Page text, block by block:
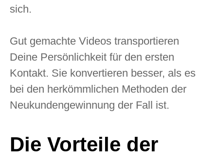
sich.
Gut gemachte Videos transportieren
Deine Persönlichkeit für den ersten
Kontakt. Sie konvertieren besser, als es
bei den herkömmlichen Methoden der
Neukundengewinnung der Fall ist.
Die Vorteile der